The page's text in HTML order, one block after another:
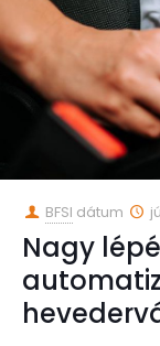
BFSI dátum
Nagy